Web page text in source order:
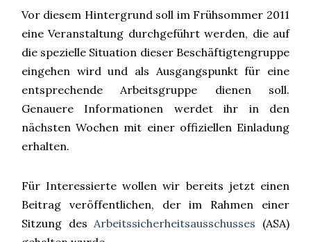
Vor diesem Hintergrund soll im Frühsommer 2011
eine Veranstaltung durchgeführt werden, die auf
die spezielle Situation dieser Beschäftigtengruppe
eingehen wird und als Ausgangspunkt für eine
entsprechende Arbeitsgruppe dienen soll.
Genauere Informationen werdet ihr in den
nächsten Wochen mit einer offiziellen Einladung
erhalten.
Für Interessierte wollen wir bereits jetzt einen
Beitrag veröffentlichen, der im Rahmen einer
Sitzung desArbeitssicherheitsausschusses (ASA)